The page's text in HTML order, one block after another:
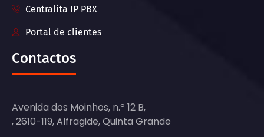
Centralita IP PBX
Portal de clientes
Contactos
Avenida dos Moinhos, n.º 12 B,
, 2610-119, Alfragide, Quinta Grande